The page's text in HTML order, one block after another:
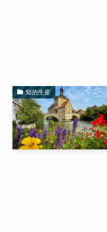
知的生産